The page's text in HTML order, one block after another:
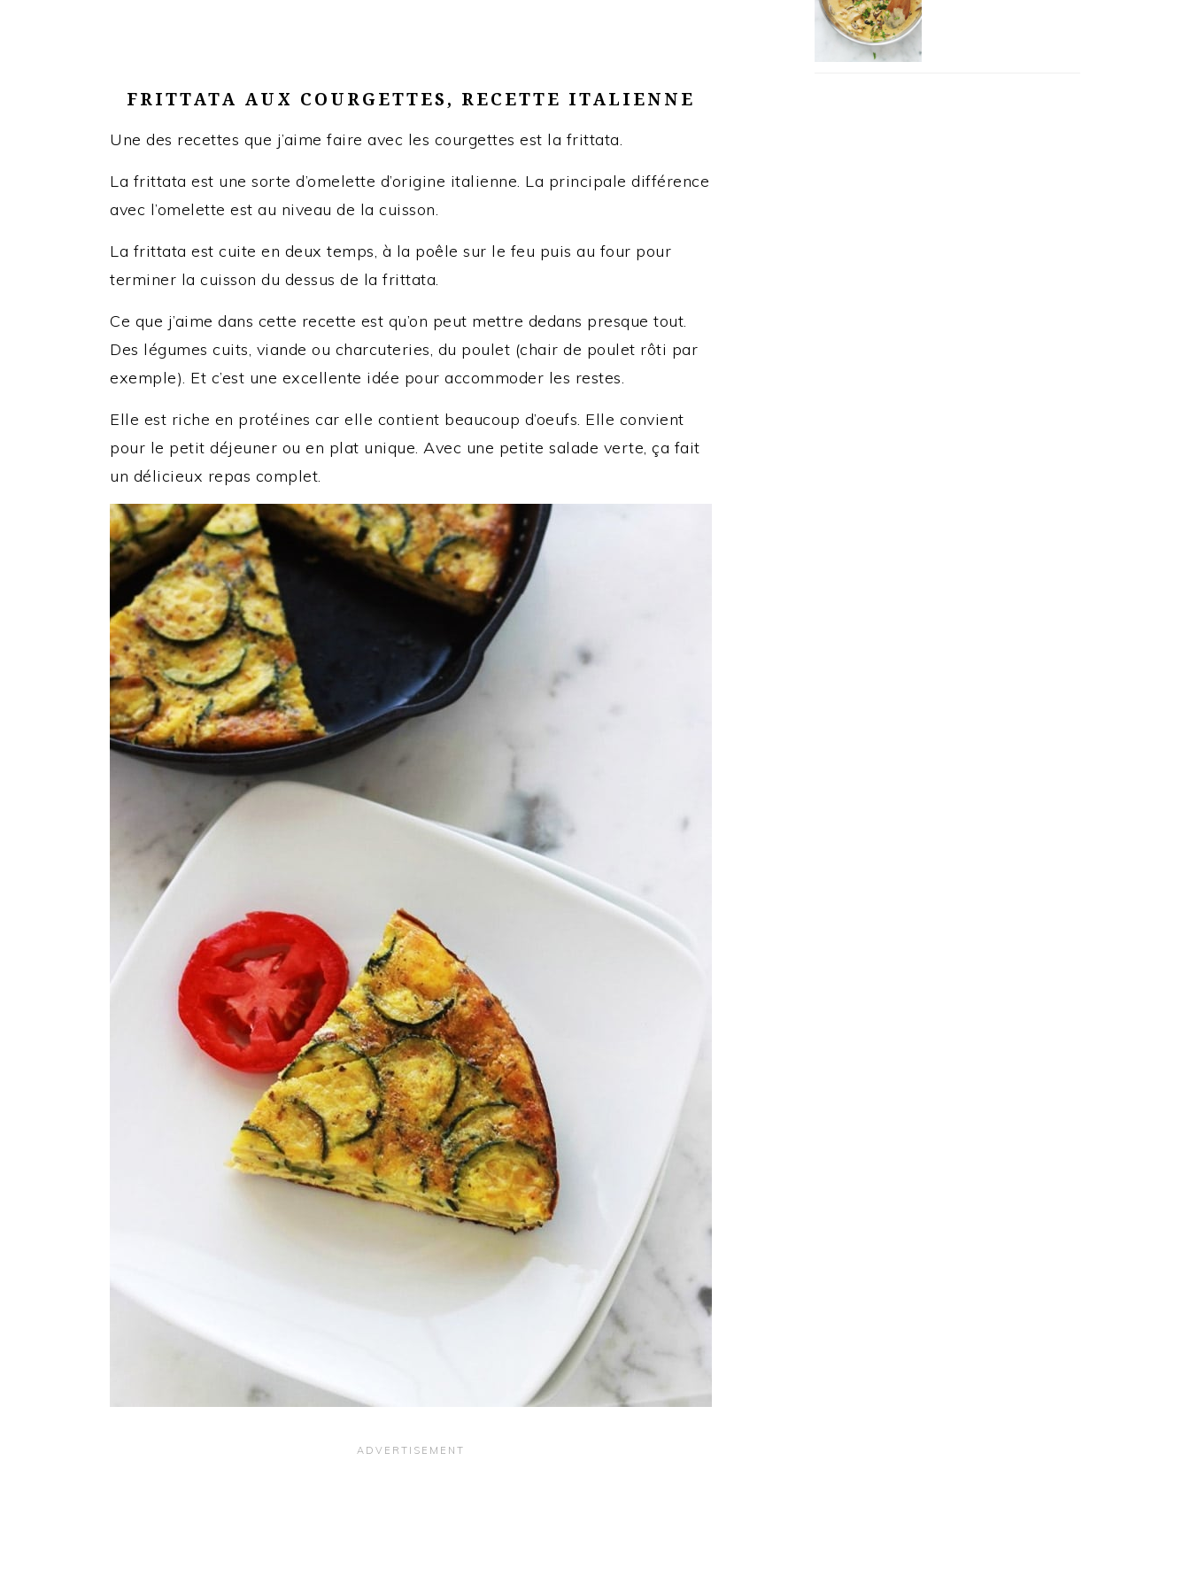
FRITTATA AUX COURGETTES, RECETTE ITALIENNE
Une des recettes que j’aime faire avec les courgettes est la frittata.
La frittata est une sorte d’omelette d’origine italienne. La principale différence
avec l’omelette est au niveau de la cuisson.
La frittata est cuite en deux temps, à la poêle sur le feu puis au four pour
terminer la cuisson du dessus de la frittata.
Ce que j’aime dans cette recette est qu’on peut mettre dedans presque tout.
Des légumes cuits, viande ou charcuteries, du poulet (chair de poulet rôti par
exemple). Et c’est une excellente idée pour accommoder les restes.
Elle est riche en protéines car elle contient beaucoup d’oeufs. Elle convient
pour le petit déjeuner ou en plat unique. Avec une petite salade verte, ça fait
un délicieux repas complet.